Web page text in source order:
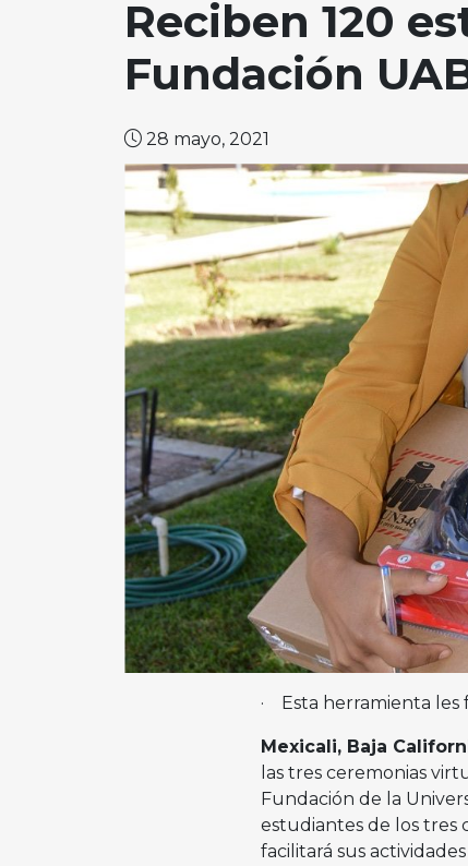
Reciben 120
Fundación
28 mayo, 2021
· Esta herramienta les
Mexicali, Baja
las tres ceremonias
Fundación de la
estudiantes de los tres
facilitará sus